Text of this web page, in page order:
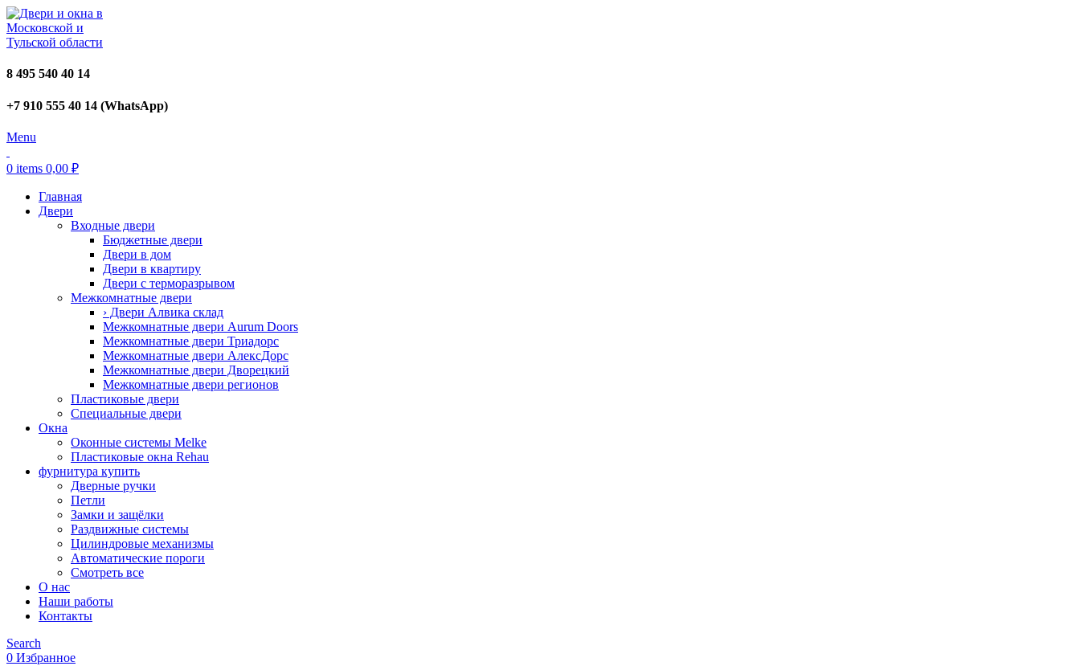
8 495 540 40 14
+7 910 555 40 14 (WhatsApp)
Menu
0 items 0,00 ₽
Главная
Двери
Входные двери
Бюджетные двери
Двери в дом
Двери в квартиру
Двери с терморазрывом
Межкомнатные двери
› Двери Алвика склад
Межкомнатные двери Aurum Doors
Межкомнатные двери Триадорс
Межкомнатные двери АлексДорс
Межкомнатные двери Дворецкий
Межкомнатные двери регионов
Пластиковые двери
Специальные двери
Окна
Оконные системы Melke
Пластиковые окна Rehau
фурнитура купить
Дверные ручки
Петли
Замки и защёлки
Раздвижные системы
Цилиндровые механизмы
Автоматические пороги
Смотреть все
О нас
Наши работы
Контакты
Search
0 Избранное